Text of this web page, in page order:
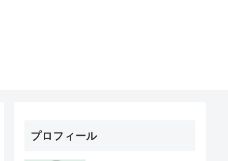
プロフィール